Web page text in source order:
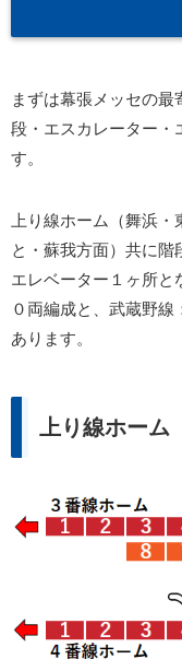
まずは幕張メッセの
段・エスカレーター・
す。
上り線ホーム（舞浜
と・蘇我方面）共に階
エレベーター１ヶ所と
０両編成と、武蔵野
あります。
上り線ホーム